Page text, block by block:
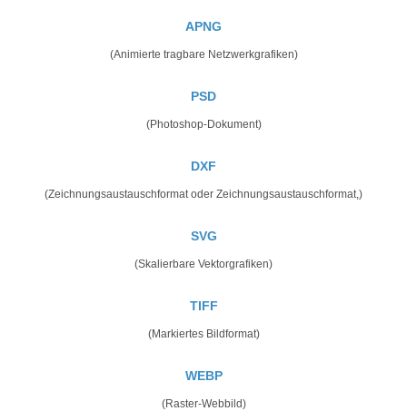
APNG
(Animierte tragbare Netzwerkgrafiken)
PSD
(Photoshop-Dokument)
DXF
(Zeichnungsaustauschformat oder Zeichnungsaustauschformat,)
SVG
(Skalierbare Vektorgrafiken)
TIFF
(Markiertes Bildformat)
WEBP
(Raster-Webbild)